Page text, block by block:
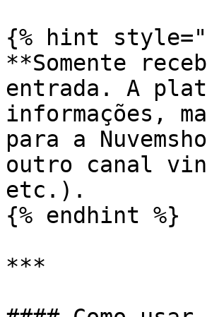
{% hint
**Somente
entrada. A
informações,
para a
outro canal
etc.).
{% endhint %}
***